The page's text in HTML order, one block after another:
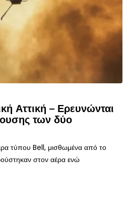
Αττική – Ερευνώνται
των δύο
τύπου Bell, μισθωμένα από το
στον αέρα ενώ